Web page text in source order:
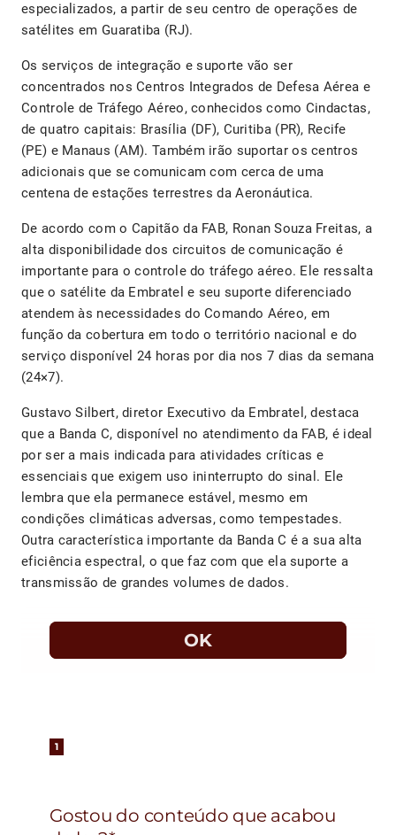
especializados, a partir de seu centro de operações de
satélites em Guaratiba (RJ).
Os serviços de integração e suporte vão ser
concentrados nos Centros Integrados de Defesa Aérea e
Controle de Tráfego Aéreo, conhecidos como Cindactas,
de quatro capitais: Brasília (DF), Curitiba (PR), Recife
(PE) e Manaus (AM). Também irão suportar os centros
adicionais que se comunicam com cerca de uma
centena de estações terrestres da Aeronáutica.
De acordo com o Capitão da FAB, Ronan Souza Freitas, a
alta disponibilidade dos circuitos de comunicação é
importante para o controle do tráfego aéreo. Ele ressalta
que o satélite da Embratel e seu suporte diferenciado
atendem às necessidades do Comando Aéreo, em
função da cobertura em todo o território nacional e do
serviço disponível 24 horas por dia nos 7 dias da semana
(24×7).
Gustavo Silbert, diretor Executivo da Embratel, destaca
que a Banda C, disponível no atendimento da FAB, é ideal
por ser a mais indicada para atividades críticas e
essenciais que exigem uso ininterrupto do sinal. Ele
lembra que ela permanece estável, mesmo em
condições climáticas adversas, como tempestades.
Outra característica importante da Banda C é a sua alta
eficiência espectral, o que faz com que ela suporte a
transmissão de grandes volumes de dados.